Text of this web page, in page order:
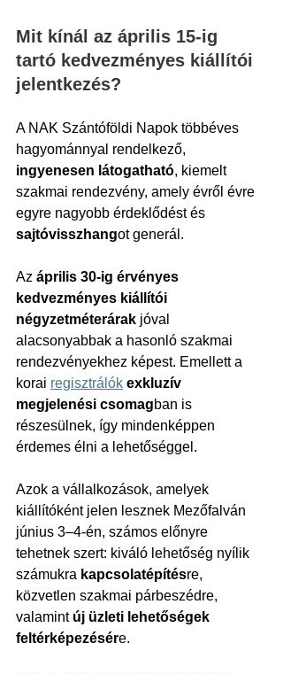
Mit kínál az április 15-ig
tartó kedvezményes kiállítói
jelentkezés?
A NAK Szántóföldi Napok többéves
hagyománnyal rendelkező,
ingyenesen látogatható, kiemelt
szakmai rendezvény, amely évről évre
egyre nagyobb érdeklődést és
sajtóvisszhangot generál.
Az április 30-ig érvényes
kedvezményes kiállítói
négyzetméterárak jóval
alacsonyabbak a hasonló szakmai
rendezvényekhez képest. Emellett a
korai regisztrálók exkluzív
megjelenési csomagban is
részesülnek, így mindenképpen
érdemes élni a lehetőséggel.
Azok a vállalkozások, amelyek
kiállítóként jelen lesznek Mezőfalván
június 3–4-én, számos előnyre
tehetnek szert: kiváló lehetőség nyílik
számukra kapcsolatépítésre,
közvetlen szakmai párbeszédre,
valamint új üzleti lehetőségek
feltérképezésére.